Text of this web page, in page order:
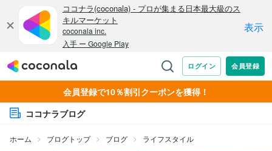
会員登録で10％割引クーポンを獲得！
ココナラブログ
ホーム ブログトップ ブログ ライフスタイル